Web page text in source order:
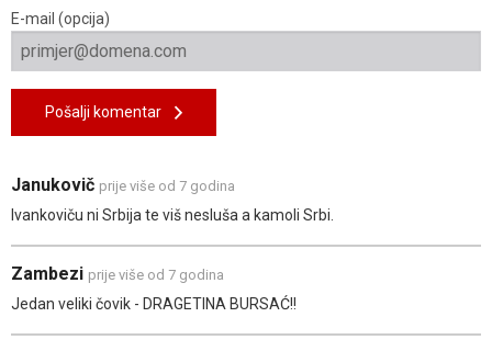
E-mail (opcija)
Pošalji komentar
Janukovič prije više od 7 godina
Ivankoviču ni Srbija te viš nesluša a kamoli Srbi.
Zambezi prije više od 7 godina
Jedan veliki čovik - DRAGETINA BURSAĆ!!